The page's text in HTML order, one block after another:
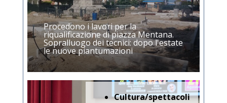
Procedono i lavori per la
riqualificazione di piazza Mentana.
Sopralluogo dei tecnici: dopo l'estate
le nuove piantumazioni
Cultura/spettacoli